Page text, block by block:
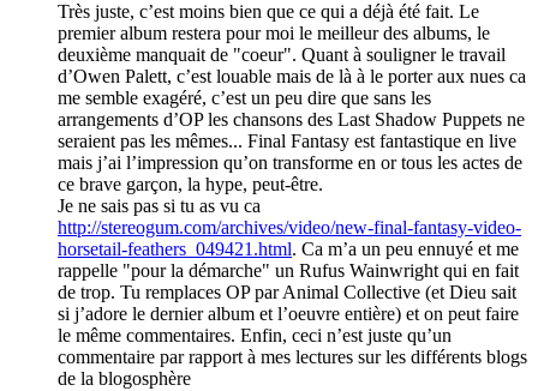
Très juste, c’est moins bien que ce qui a déjà été fait. Le
premier album restera pour moi le meilleur des albums, le
deuxième manquait de "coeur". Quant à souligner le travail
d’Owen Palett, c’est louable mais de là à le porter aux nues ca
me semble exagéré, c’est un peu dire que sans les
arrangements d’OP les chansons des Last Shadow Puppets ne
seraient pas les mêmes... Final Fantasy est fantastique en live
mais j’ai l’impression qu’on transforme en or tous les actes de
ce brave garçon, la hype, peut-être.
Je ne sais pas si tu as vu ca
http://stereogum.com/archives/video/new-final-fantasy-video-
horsetail-feathers_049421.html. Ca m’a un peu ennuyé et me
rappelle "pour la démarche" un Rufus Wainwright qui en fait
de trop. Tu remplaces OP par Animal Collective (et Dieu sait
si j’adore le dernier album et l’oeuvre entière) et on peut faire
le même commentaires. Enfin, ceci n’est juste qu’un
commentaire par rapport à mes lectures sur les différents blogs
de la blogosphère